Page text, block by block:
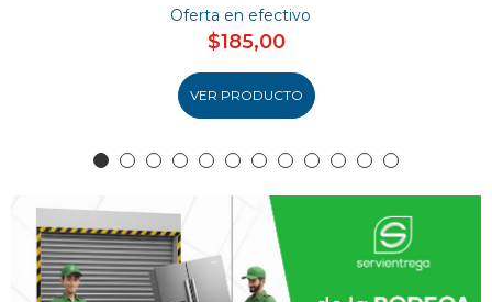
Oferta en efectivo
$185,00
VER PRODUCTO